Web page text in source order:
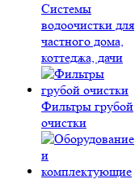
Системы
водоочистки для
частного дома,
коттеджа, дачи
Фильтры грубой
очистки